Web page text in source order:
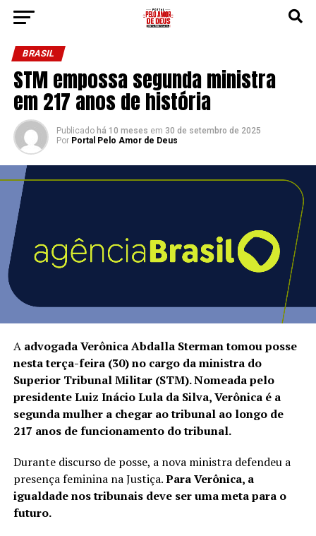
BRASIL
STM empossa segunda ministra
em 217 anos de história
Publicado há 10 meses em 30 de setembro de 2025
Por Portal Pelo Amor de Deus
A advogada Verônica Abdalla Sterman tomou posse
nesta terça-feira (30) no cargo da ministra do
Superior Tribunal Militar (STM). Nomeada pelo
presidente Luiz Inácio Lula da Silva, Verônica é a
segunda mulher a chegar ao tribunal ao longo de
217 anos de funcionamento do tribunal.
Durante discurso de posse, a nova ministra defendeu a
presença feminina na Justiça.Para Verônica, a
igualdade nos tribunais deve ser uma meta para o
futuro.